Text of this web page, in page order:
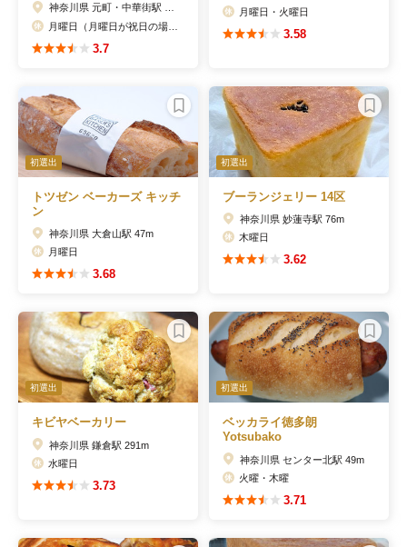
3.7
月曜日・火曜日
3.58
初選出
トツゼン ベーカーズ キッチ
ン
神奈川県 大倉山駅 47m
月曜日
3.68
初選出
ブーランジェリー 14区
神奈川県 妙蓮寺駅 76m
木曜日
3.62
初選出
キビヤベーカリー
神奈川県 鎌倉駅 291m
水曜日
3.73
初選出
ベッカライ徳多朗
Yotsubako
神奈川県 センター北駅 49m
火曜・木曜
3.71